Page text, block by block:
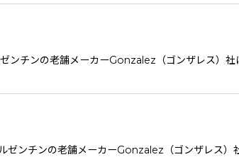
チンの老舗メーカーGonzalez（ゴンザレス）
ンチンの老舗メーカーGonzalez（ゴンザレス）